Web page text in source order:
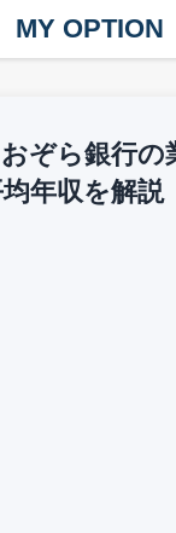
MY OPTION
おぞら銀行
年収を解説